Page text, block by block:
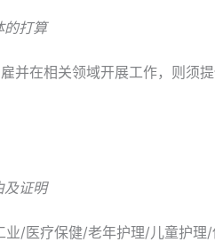
的打算
并在相关领域开展工作，则须
及证明
/医疗保健/老年护理/儿童护